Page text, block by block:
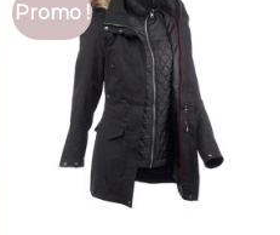
Promo !